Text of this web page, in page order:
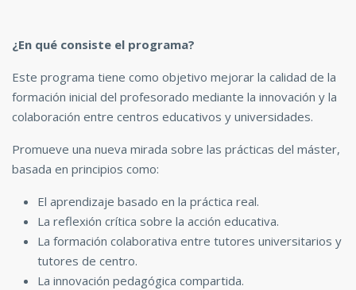
¿En qué consiste el programa?
Este programa tiene como objetivo mejorar la calidad de la
formación inicial del profesorado mediante la innovación y la
colaboración entre centros educativos y universidades.
Promueve una nueva mirada sobre las prácticas del máster,
basada en principios como:
El aprendizaje basado en la práctica real.
La reflexión crítica sobre la acción educativa.
La formación colaborativa entre tutores universitarios y
tutores de centro.
La innovación pedagógica compartida.